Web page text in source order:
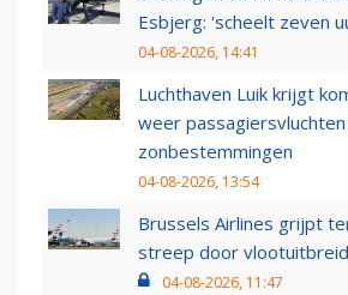
Esbjerg: 'scheelt zeven
04-08-2026, 14:41
Luchthaven Luik krijgt
weer
zonbestemmingen
04-08-2026, 13:54
Brussels Airlines grijpt
streep door
04-08-2026, 11:47